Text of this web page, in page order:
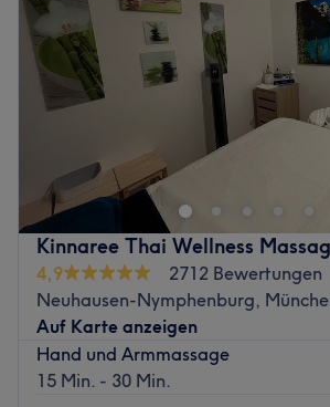
Kinnaree Thai Wellness
4,9
2712 Bewertungen
Neuhausen-Nymphenburg,
Auf Karte anzeigen
Hand und Armmassage
15 Min. - 30 Min.